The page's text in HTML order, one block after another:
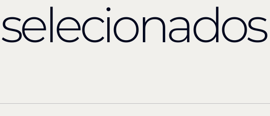
selecionados